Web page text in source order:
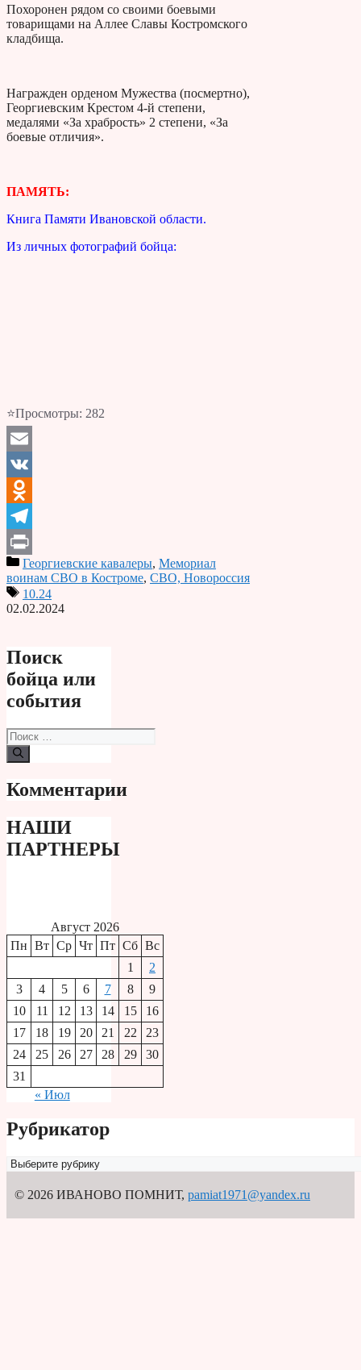
Похоронен рядом со своими боевыми
товарищами на Аллее Славы Костромского
кладбища.
Награжден орденом Мужества (посмертно),
Георгиевским Крестом 4-й степени,
медалями «За храбрость» 2 степени, «За
боевые отличия».
ПАМЯТЬ:
Книга Памяти Ивановской области.
Из личных фотографий бойца:
⭐Просмотры: 282
Email
VK
Odnoklassniki
Telegram
PrintГеоргиевские кавалеры, Мемориал
воинам СВО в Костроме, СВО, Новороссия
10.24
02.02.2024
Поиск
бойца или
события
Поиск:
Комментарии
НАШИ
ПАРТНЕРЫ
Август 2026
Пн Вт Ср Чт Пт Сб Вс
1
2
3
4 5 6 7 8
9
10
11 12 13 14 15
16
17
18 19 20 21 22
23
24
25 26 27 28 29
30
31
« Июл
Рубрикатор
Рубрикатор
© 2026 ИВАНОВО ПОМНИТ, pamiat1971@yandex.ru